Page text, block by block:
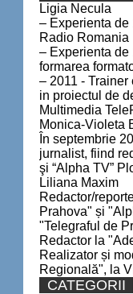
Ligia Necula
– Experienta de
Radio Romania
– Experienta de
formarea
– 2011 -
in proiectul de
Multimedia
Monica-Violeta
În septembrie
jurnalist, fiind
şi “Alpha TV”
Liliana Maxim
Redactor/
Prahova" și
"Telegraful de
Redactor la
Realizator și
Regională", la
CATEGORII